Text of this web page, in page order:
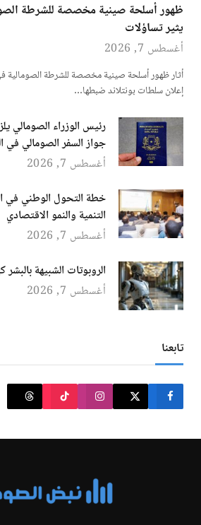
ظهور أسلحة صينية مخصصة للشرطة
يثير تساؤلات
أغسطس 7, 2026
أثار ظهور أسلحة صينية مخصصة للشرطة الصومالية
إعلان سلطات بونتلاند ضبطها…
رئيس الوزراء الصومالي
جواز السفر الصومالي في
أغسطس 7, 2026
خطة التحول الوطني في
التنمية والنمو الاقتصادي
أغسطس 7, 2026
الروبوتات الشبيهة بالبشر
أغسطس 7, 2026
تابعنا